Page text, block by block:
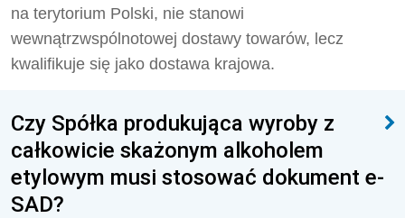
na terytorium Polski, nie stanowi
wewnątrzwspólnotowej dostawy towarów, lecz
kwalifikuje się jako dostawa krajowa.
Czy Spółka produkująca wyroby z
całkowicie skażonym alkoholem
etylowym musi stosować dokument e-
SAD?